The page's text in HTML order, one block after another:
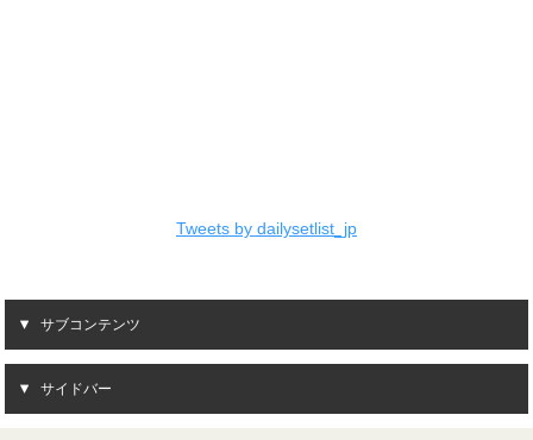
Tweets by dailysetlist_jp
サブコンテンツ
サイドバー